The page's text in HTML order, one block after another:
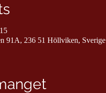
91A, 236 51 Höllviken, Sverige